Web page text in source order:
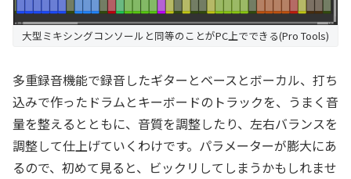
大型ミキシングコンソールと同等のことがPC上でできる(Pro Tools)
多重録音機能で録音したギターとベースとボーカル、打ち
込みで作ったドラムとキーボードのトラックを、うまく音
量を整えるとともに、音質を調整したり、左右バランスを
調整して仕上げていくわけです。パラメーターが膨大にあ
るので、初めて見ると、ビックリしてしまうかもしれませ